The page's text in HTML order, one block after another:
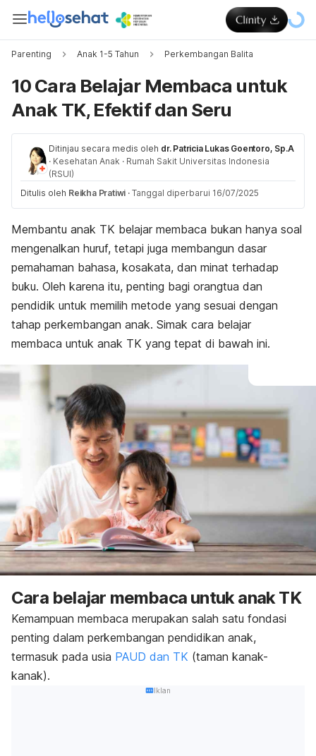
Parenting Anak 1-5 Tahun Perkembangan Balita
10 Cara Belajar Membaca untuk
Anak TK, Efektif dan Seru
Ditinjau secara medis oleh dr. Patricia Lukas Goentoro, Sp.A
· Kesehatan Anak · Rumah Sakit Universitas Indonesia
(RSUI)
Ditulis oleh Reikha Pratiwi · Tanggal diperbarui 16/07/2025
Membantu anak TK belajar membaca bukan hanya soal
mengenalkan huruf, tetapi juga membangun dasar
pemahaman bahasa, kosakata, dan minat terhadap
buku. Oleh karena itu, penting bagi orangtua dan
pendidik untuk memilih metode yang sesuai dengan
tahap perkembangan anak. Simak cara belajar
membaca untuk anak TK yang tepat di bawah ini.
Cara belajar membaca untuk anak TK
Kemampuan membaca merupakan salah satu fondasi
penting dalam perkembangan pendidikan anak,
termasuk pada usia PAUD dan TK (taman kanak-
kanak).
Iklan